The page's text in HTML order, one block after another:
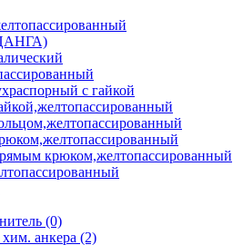
с гайкой
крюком,желтопассированный
(0)
анкера (2)